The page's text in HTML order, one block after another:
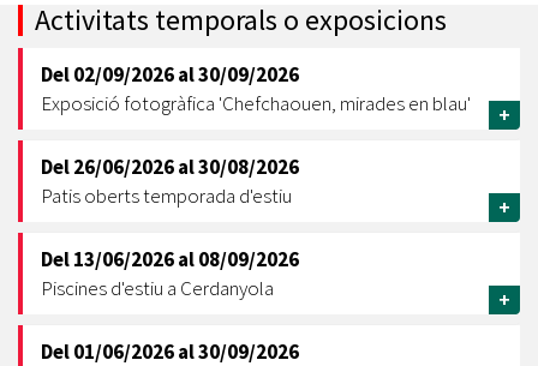
Activitats temporals o exposicions
Del02/09/2026al30/09/2026
Exposició fotogràfica 'Chefchaouen, mirades en blau'
+
Del26/06/2026al30/08/2026
Patis oberts temporada d'estiu
+
Del13/06/2026al08/09/2026
Piscines d'estiu a Cerdanyola
+
Del01/06/2026al30/09/2026